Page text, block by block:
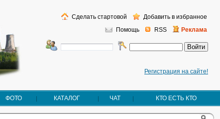
Регистрация на сайте!
Помощь RSS Реклама
Сделать стартовой Добавить в избранное
ФОТО КАТАЛОГ ЧАТ КТО ЕСТЬ КТО